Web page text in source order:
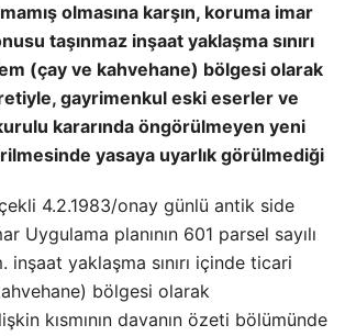
olmasına karşın, koruma imar
taşınmaz inşaat yaklaşma sınırı
(çay ve kahvehane) bölgesi olarak
gayrimenkul eski eserler ve
kararında öngörülmeyen yeni
yasaya uyarlık görülmediği
4.2.1983/onay günlü antik side
Uygulama planının 601 parsel sayılı
inşaat yaklaşma sınırı içinde ticari
bölgesi olarak
kısmının davanın özeti bölümünde